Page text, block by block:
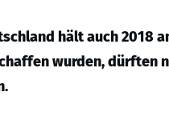
hält auch 2018
wurden, dürften